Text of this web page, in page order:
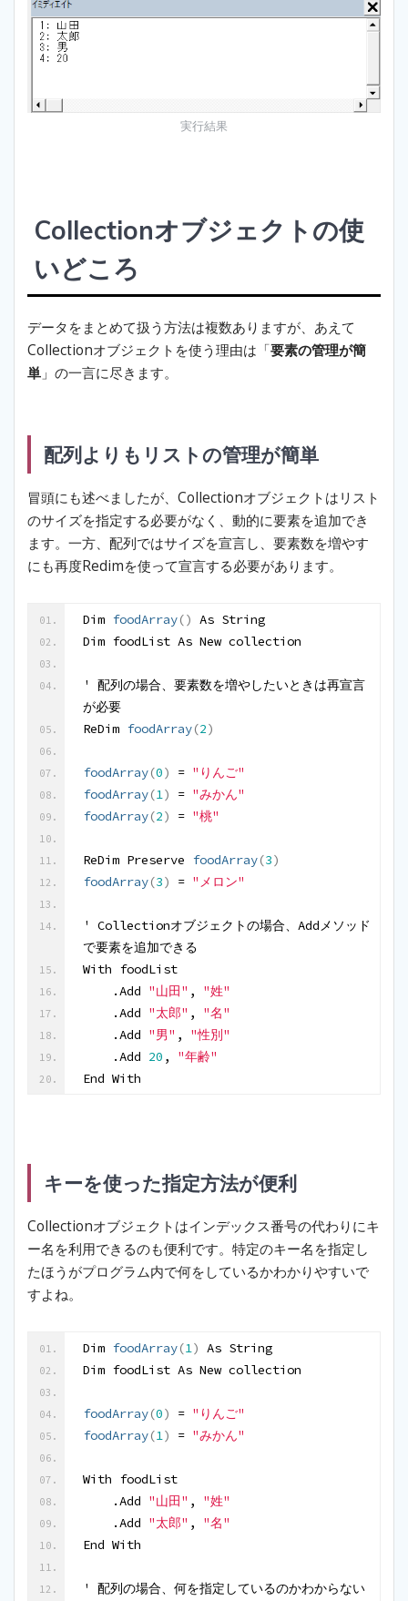
実行結果
Collectionオブジェクトの使
いどころ
データをまとめて扱う方法は複数ありますが、あえて
Collectionオブジェクトを使う理由は「要素の管理が簡
単」の一言に尽きます。
配列よりもリストの管理が簡単
冒頭にも述べましたが、Collectionオブジェクトはリスト
のサイズを指定する必要がなく、動的に要素を追加でき
ます。一方、配列ではサイズを宣言し、要素数を増やす
にも再度Redimを使って宣言する必要があります。
Dim foodArray() As String
Dim foodList As New collection
' 配列の場合、要素数を増やしたいときは再宣言
が必要
ReDim foodArray(2)
foodArray(0) = "りんご"
foodArray(1) = "みかん"
foodArray(2) = "桃"
ReDim Preserve foodArray(3)
foodArray(3) = "メロン"
' Collectionオブジェクトの場合、Addメソッド
で要素を追加できる
With foodList
    .Add
"山田" , "姓"
    .Add
"太郎" , "名"
    .Add
"男" , "性別"
    .Add
20 , "年齢"
End With
キーを使った指定方法が便利
Collectionオブジェクトはインデックス番号の代わりにキ
ー名を利用できるのも便利です。特定のキー名を指定し
たほうがプログラム内で何をしているかわかりやすいで
すよね。
Dim foodArray(1) As String
Dim foodList As New collection
foodArray(0) = "りんご"
foodArray(1) = "みかん"
With foodList
    .Add
"山田" , "姓"
    .Add
"太郎" , "名"
End With
' 配列の場合、何を指定しているのかわからない